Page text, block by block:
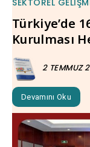
SEKTÖREL
Türkiye’de
Kurulması
2 TEMMUZ
Devamını Oku